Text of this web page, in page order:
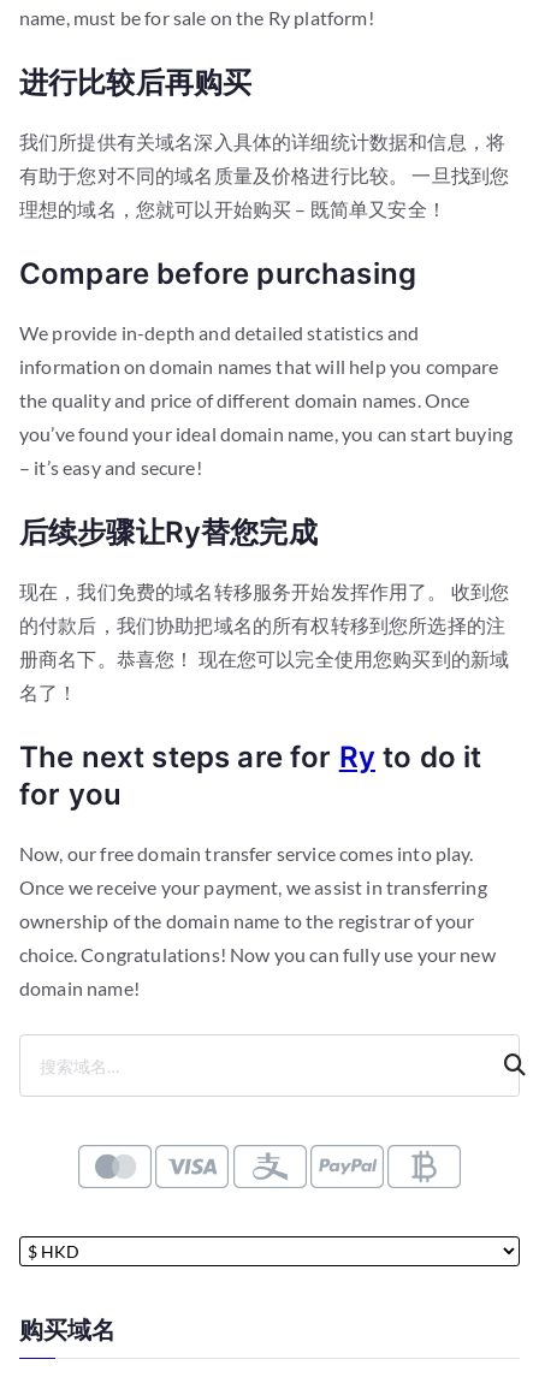
name, must be for sale on the Ry platform!
进行比较后再购买
我们所提供有关域名深入具体的详细统计数据和信息，将
有助于您对不同的域名质量及价格进行比较。 一旦找到您
理想的域名，您就可以开始购买 – 既简单又安全！
Compare before purchasing
We provide in-depth and detailed statistics and
information on domain names that will help you compare
the quality and price of different domain names. Once
you’ve found your ideal domain name, you can start buying
– it’s easy and secure!
后续步骤让Ry替您完成
现在，我们免费的域名转移服务开始发挥作用了。 收到您
的付款后，我们协助把域名的所有权转移到您所选择的注
册商名下。恭喜您！ 现在您可以完全使用您购买到的新域
名了！
The next steps are for Ry to do it
for you
Now, our free domain transfer service comes into play.
Once we receive your payment, we assist in transferring
ownership of the domain name to the registrar of your
choice. Congratulations! Now you can fully use your new
domain name!
购买域名